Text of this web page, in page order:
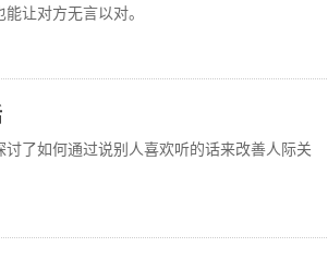
让对方无言以对。
了如何通过说别人喜欢听的话来改善人际关